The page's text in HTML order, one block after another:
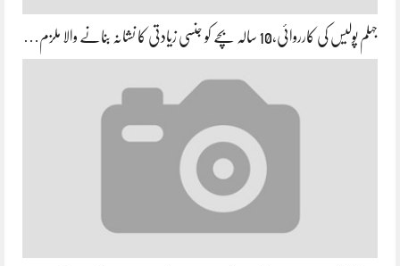
جہلم پولیس کی کارروائی،10 سالہ بچے کو جنسی زیادتی کا نشانہ بنانے والا ملزم…